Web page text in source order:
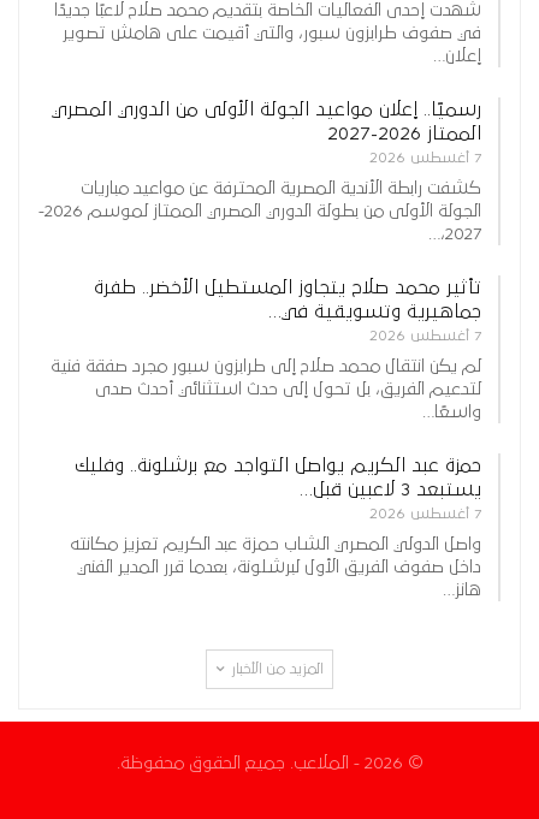
شهدت إحدى الفعاليات الخاصة بتقديم محمد صلاح لاعبًا جديدًا
في صفوف طرابزون سبور، والتي أقيمت على هامش تصوير
إعلان…
رسميًا.. إعلان مواعيد الجولة الأولى من الدوري المصري
الممتاز 2026-2027
7 أغسطس 2026
كشفت رابطة الأندية المصرية المحترفة عن مواعيد مباريات
الجولة الأولى من بطولة الدوري المصري الممتاز لموسم 2026-
2027،…
تأثير محمد صلاح يتجاوز المستطيل الأخضر.. طفرة
جماهيرية وتسويقية في…
7 أغسطس 2026
لم يكن انتقال محمد صلاح إلى طرابزون سبور مجرد صفقة فنية
لتدعيم الفريق، بل تحول إلى حدث استثنائي أحدث صدى
واسعًا…
حمزة عبد الكريم يواصل التواجد مع برشلونة.. وفليك
يستبعد 3 لاعبين قبل…
7 أغسطس 2026
واصل الدولي المصري الشاب حمزة عبد الكريم تعزيز مكانته
داخل صفوف الفريق الأول لبرشلونة، بعدما قرر المدير الفني
هانز…
المزيد من الأخبار
© 2026 - الملاعب. جميع الحقوق محفوظة.